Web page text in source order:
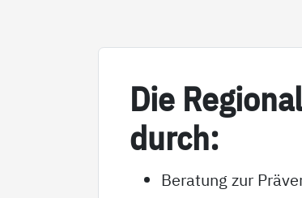
Die
durch:
Beratung zur